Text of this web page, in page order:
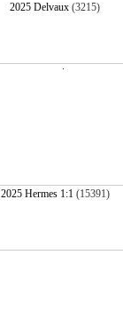
2025 Delvaux (3215)
2025 Hermes 1:1(15391)